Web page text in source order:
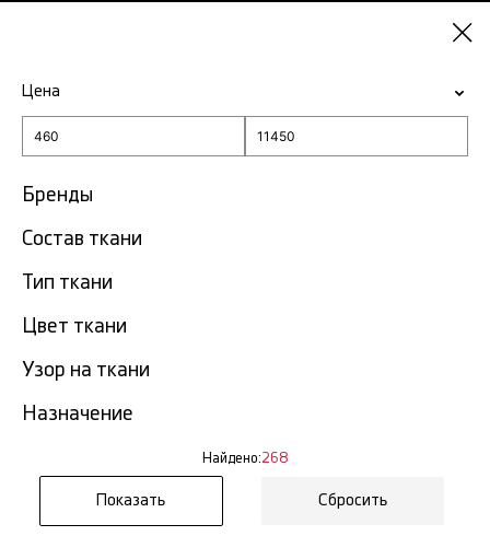
ГлавнаяНовинки
Новинки в Санкт-
Цена
Бренды
Состав ткани
Тип ткани
Цвет ткани
Узор на ткани
Назначение
Найдено:268
Сбросить